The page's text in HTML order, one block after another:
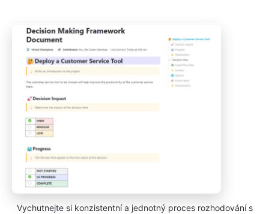
Vychutnejte si konzistentní a jednotný proces rozhodování s